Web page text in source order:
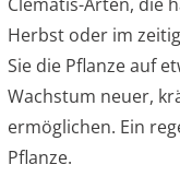
Herbst oder im
Sie die Pflanze auf
Wachstum neuer,
ermöglichen. Ein
Pflanze.